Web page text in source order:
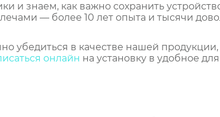
и знаем, как важно сохранить
— более 10 лет опыта и тысячи
убедиться в качестве нашей продукции,
онлайн на установку в удобное